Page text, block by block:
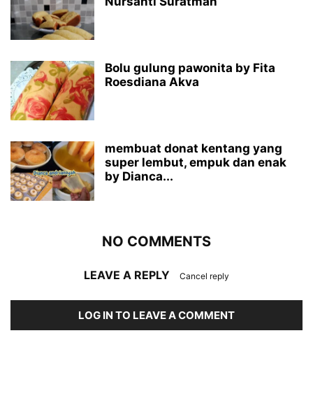
Bolu gulung pawonita by Fita
Roesdiana Akva
membuat donat kentang yang
super lembut, empuk dan enak
by Dianca...
NO COMMENTS
LEAVE A REPLY Cancel reply
LOG IN TO LEAVE A COMMENT